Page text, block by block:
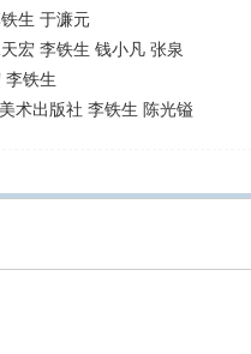
生 于濂元
宏 李铁生 钱小凡 张泉
李铁生
术出版社 李铁生 陈光镒